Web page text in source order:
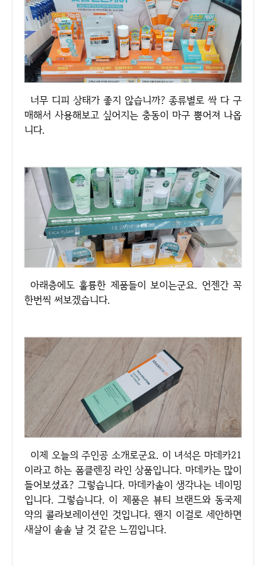
너무 디피 상태가 좋지 않습니까? 종류별로 싹 다 구
매해서 사용해보고 싶어지는 충동이 마구 뿜어져 나옵
니다.
아래층에도 훌륭한 제품들이 보이는군요. 언젠간 꼭
한번씩 써보겠습니다.
이제 오늘의 주인공 소개로군요. 이 녀석은 마데카21
이라고 하는 폼클렌징 라인 상품입니다. 마데카는 많이
들어보셨죠? 그렇습니다. 마데카솔이 생각나는 네이밍
입니다. 그렇습니다. 이 제품은 뷰티 브랜드와 동국제
약의 콜라보레이션인 것입니다. 왠지 이걸로 세안하면
새살이 솔솔 날 것 같은 느낌입니다.